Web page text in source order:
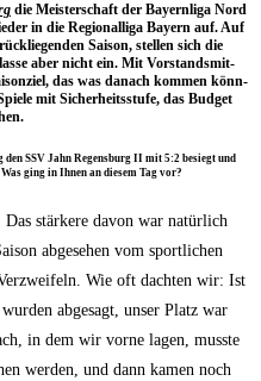
die Meis­ter­schaft der Bay­ern­li­ga Nord
in die Regio­nal­li­ga Bay­ern auf. Auf
Sai­son, stel­len sich die
aber nicht ein. Mit Vor­stands­mit­
das was danach kom­men könn­
mit Sicher­heits­stu­fe, das Bud­get
SSV Jahn Regens­burg II mit 5:2 besiegt und
ging in Ihnen an die­sem Tag vor?
stär­ke­re davon war natür­lich
abge­se­hen vom sport­li­chen
Wie oft dach­ten wir: Ist
abge­sagt, unser Platz war
in dem wir vor­ne lagen, muss­te
wer­den, und dann kamen noch